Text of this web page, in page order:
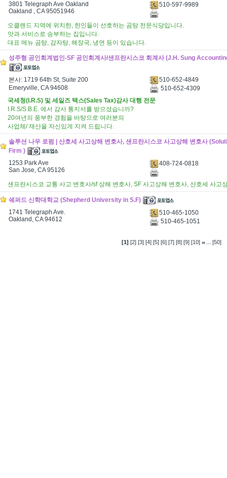
3801 Telegraph Ave Oakland
Oakland , CA 95051946
510-597-9989
오클랜드 지역에 위치한, 한인들이 선호하는 곰탕 전문식당입니다.
맛과 서비스로 승부하는 집입니다.
대표 메뉴 곰탕, 감자탕, 해장국, 냉면 등이 있습니다.
성주형 공인회계법인-SF 공인회계사/샌프란시스코 회계사 (J.H. Sung
본사: 1719 64th St, Suite 200
Emeryville, CA 94608
510-652-4849
510-652-4309
국세청(I.R.S) 및 세일즈 택스(Sales Tax)감사 대행 전문
I.R.S/S.B.E. 에서 감사 통지서를 받으셨습니까?
20여년의 풍부한 경험을 바탕으로 여러분의
사업체/ 재산을 자신있게 지켜 드립니다.
솔루션 나우 로펌 | 산호세 사고상해 변호사, 샌프란시스코 사고상해 변호사
Firm )
1253 Park Ave
San Jose, CA 95126
408-724-0818
샌프란시스코 교통 사고 변호사/sf 상해 변호사, SF 사고상해 변호사, 산호세 사고
쉐퍼드 신학대학교 (Shepherd University in S.F)
1741 Telegraph Ave.
Oakland, CA 94612
510-465-1050
510-465-1051
[1] [2] [3] [4] [5] [6] [7] [8] [9] [10] ...[50]